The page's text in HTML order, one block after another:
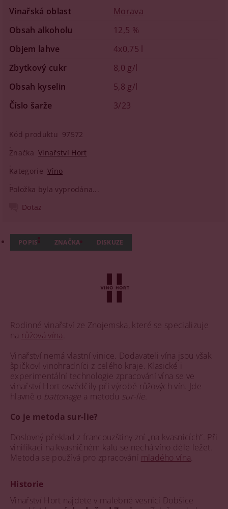
Vinařská oblast
Morava
Obsah alkoholu
12,5 %
Objem lahve
4x0,75 l
Zbytkový cukr
8,0 g/l
Obsah kyselin
5,8 g/l
Číslo šarže
3/23
Kód produktu 97572
Značka Vinařství Hort
Kategorie Víno
Položka byla vyprodána...
Dotaz
POPIS ZNAČKA DISKUZE
Rodinné vinařství ze Znojemska, které se specializuje
na růžová vína
Vinařství nemá vlastní vinice. Dodavateli vína jsou však
špičkoví vinohradníci z celého kraje. Klasické i
experimentální technologie zpracování vína se ve
vinařství Hort osvědčily při výrobě růžových vín. Jde
hlavně o battonage a metodu sur-lie
Co je metoda sur-lie?
Doslovný překlad z francouzštiny zní „na kvasnicích“. Při
vinifikaci na kvasničném kalu se nechá víno déle ležet.
Metoda se používá pro zpracování mladého vína
Historie
Vinařství Hort najdete v malebné vesnici Dobšice